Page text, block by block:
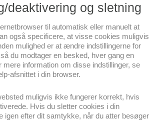
deaktivering og sletning
til automatisk eller manuelt at
også specificere, at visse cookies muligvis
mulighed er at ændre indstillingerne for
du modtager en besked, hver gang en
mere information om disse indstillinger, se
afsnittet i din browser.
muligvis ikke fungerer korrekt, hvis
Hvis du sletter cookies i din
igen efter dit samtykke, når du atter besøger